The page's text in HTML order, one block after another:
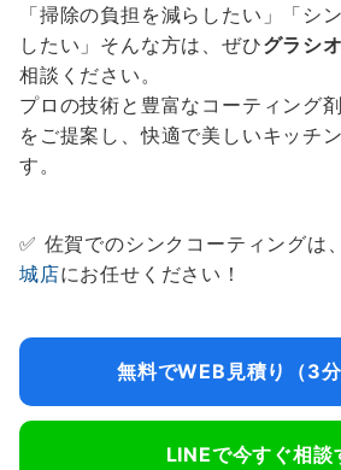
「掃除の負担を減らしたい」「シ
したい」そんな方は、ぜひグラシ
相談ください。
プロの技術と豊富なコーティング
をご提案し、快適で美しいキッチ
す。
✅ 佐賀でのシンクコーティングは、
城店にお任せください！
無料でWEB見積り（3分
LINEで今すぐ相談